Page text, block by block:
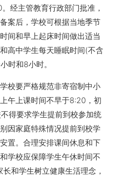
经主管教育行政部门批准，
案后，学校可根据当地季节
间和早上起床时间做出适当
高中学生每天睡眠时间(不含
时和8小时。
要严格规范非寄宿制中小
午上课时间不早于8:20，初
得要求学生提前到校参加统
因家庭特殊情况提前到校学
置。合理安排课间休息和下
学校应保障学生午休时间不
和学生树立健康生活理念，